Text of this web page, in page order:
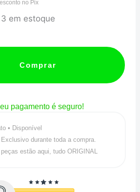
no Pix
3 em estoque
Comprar
pagamento é seguro!
• Disponível
durante toda a compra.
estão aqui, tudo ORIGINAL